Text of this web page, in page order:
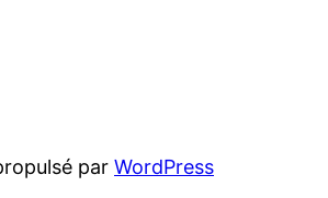
par WordPress